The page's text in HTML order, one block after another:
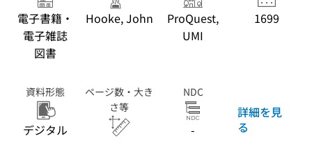
電子書籍・
電子雑誌
図書
Hooke, John
ProQuest,
UMI
1699
資料形態
デジタル
ページ数・大き
さ等
NDC
-
詳細を見
る